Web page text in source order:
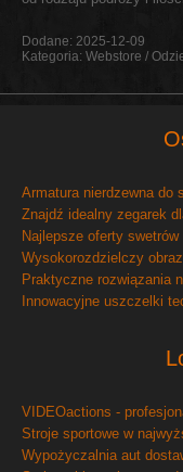
Dodane: 2025-12-09
Kategoria: Webstore /
Armatura nierdzewna do
Znajdź idealny zegarek
Najlepsze oferty swetrów
Wysokorozdzielczy
Praktyczne rozwiązania
Innowacyjne uszczelki
VIDEOactions -
Stroje sportowe w
Wypożyczalnia aut